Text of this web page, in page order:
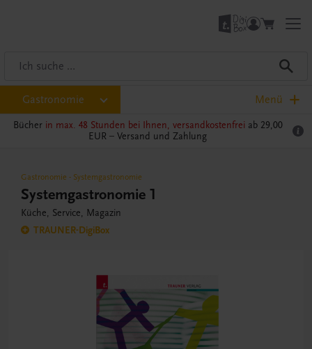
Gastronomie Menü
Bücher in max. 48 Stunden bei Ihnen, versandkostenfrei ab 29,00
EUR – Versand und Zahlung
Gastronomie - Systemgastronomie
Systemgastronomie 1
Küche, Service, Magazin
TRAUNER-DigiBox